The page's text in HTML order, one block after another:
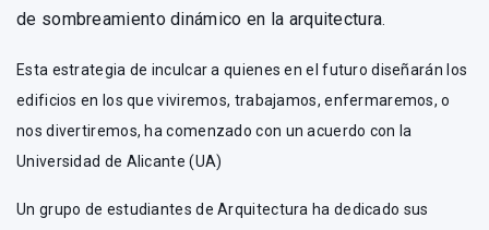
de sombreamiento dinámico en la arquitectura
Esta estrategia de inculcar a quienes en el futuro diseñarán los
edificios en los que viviremos, trabajamos, enfermaremos, o
nos divertiremos, ha comenzado con un acuerdo con la
Universidad de Alicante (UA)
Un grupo de estudiantes de Arquitectura ha dedicado sus